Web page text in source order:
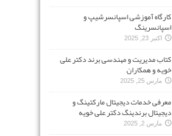
کارگاه آموزشی اسپانسرشیپ و
اسپانسرینگ
اکتبر 23, 2025
کتاب مدیریت و مهندسی برند دکتر علی
خویه و همکاران
مارس 25, 2025
معرفی خدمات دیجیتال مارکتینگ و
دیجیتال برندینگ دکتر علی خویه
مارس 2, 2025